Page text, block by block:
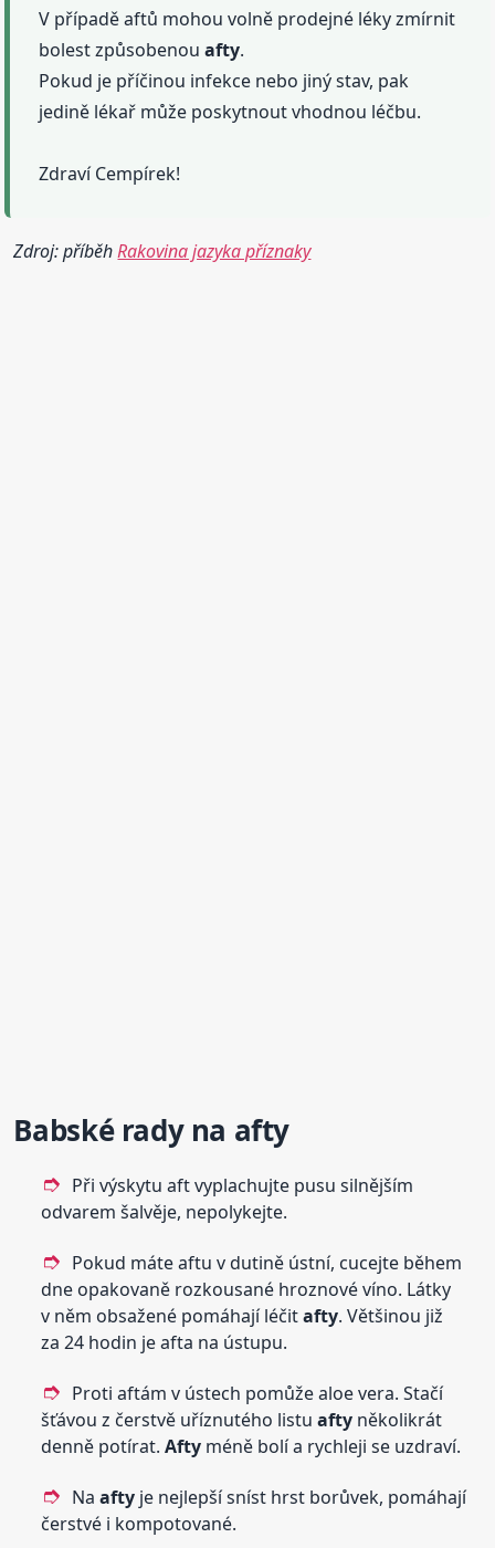
V případě aftů mohou volně prodejné léky zmírnit
bolest způsobenouafty.
Pokud je příčinou infekce nebo jiný stav, pak
jedině lékař může poskytnout vhodnou léčbu.
Zdraví Cempírek!
Zdroj: příběhRakovina jazyka příznaky
Babské rady na afty
Při výskytu aft vyplachujte pusu silnějším
odvarem šalvěje, nepolykejte.
Pokud máte aftu v dutině ústní, cucejte během
dne opakovaně rozkousané hroznové víno. Látky
v něm obsažené pomáhají léčitafty. Většinou již
za 24 hodin je afta na ústupu.
Proti aftám v ústech pomůže aloe vera. Stačí
šťávou z čerstvě uříznutého listuafty několikrát
denně potírat.Afty méně bolí a rychleji se uzdraví.
Naafty je nejlepší sníst hrst borůvek, pomáhají
čerstvé i kompotované.